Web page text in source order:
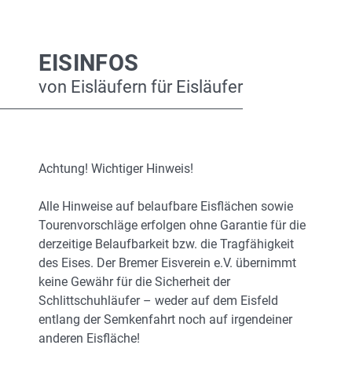
EISINFOS
von Eisläufern für Eisläufer
Achtung! Wichtiger Hinweis!
Alle Hinweise auf belaufbare Eisflächen sowie
Tourenvorschläge erfolgen ohne Garantie für die
derzeitige Belaufbarkeit bzw. die Tragfähigkeit
des Eises. Der Bremer Eisverein e.V. übernimmt
keine Gewähr für die Sicherheit der
Schlittschuhläufer – weder auf dem Eisfeld
entlang der Semkenfahrt noch auf irgendeiner
anderen Eisfläche!